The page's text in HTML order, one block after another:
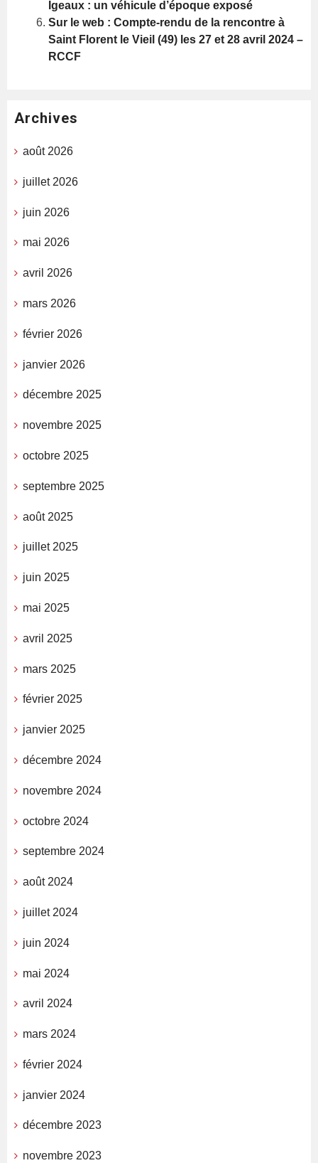
Igeaux : un véhicule d’époque exposé
Sur le web : Compte-rendu de la rencontre à
Saint Florent le Vieil (49) les 27 et 28 avril 2024 –
RCCF
Archives
août 2026
juillet 2026
juin 2026
mai 2026
avril 2026
mars 2026
février 2026
janvier 2026
décembre 2025
novembre 2025
octobre 2025
septembre 2025
août 2025
juillet 2025
juin 2025
mai 2025
avril 2025
mars 2025
février 2025
janvier 2025
décembre 2024
novembre 2024
octobre 2024
septembre 2024
août 2024
juillet 2024
juin 2024
mai 2024
avril 2024
mars 2024
février 2024
janvier 2024
décembre 2023
novembre 2023